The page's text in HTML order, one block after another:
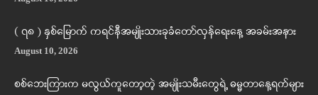
( ၇၈ ) နှစ်မြောက် ကရင်နီအမျိုးသားခုခံတော်လှန်ရေးနေ့ အခမ်းအနား
August 10, 2026
စစ်ဘေးကြားက မလွယ်ကူတော့တဲ့ အမျိုးသမီးတွေရဲ့ ဓမ္မတာနေ့ရက်များ